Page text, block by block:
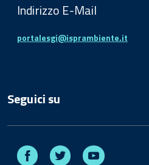
Indirizzo E-Mail
portalesgi@isprambiente.it
Seguici su
Facebook Twitter